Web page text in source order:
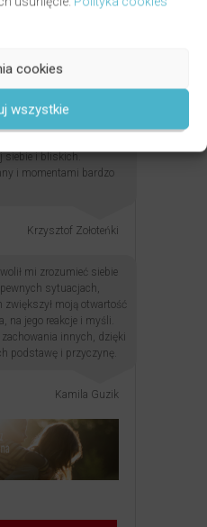
wszystkie
cookies
siebie i bliskich.
i momentami bardzo
Krzysztof Zołoteńki
mi zrozumieć siebie
sytuacjach,
moją otwartość
na jego reakcje i myśli.
innych, dzięki
podstawę i przyczynę.
Kamila Guzik